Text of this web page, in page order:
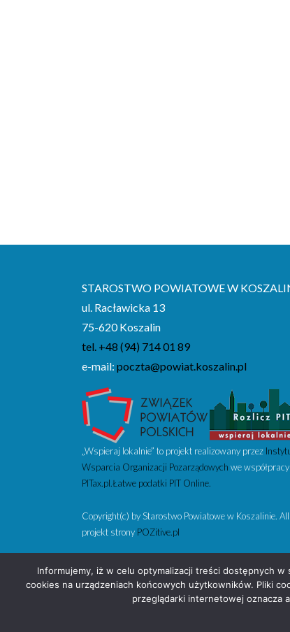
STAROSTWO POWIATOWE W
ul. Racławicka 13
75-620 Koszalin
tel. +48 (94) 714 01 89
e-mail: poczta@powiat.koszalin.pl
„Wspieraj lokalnie” to projekt realizowany przez
Wsparcia Organizacji Pozarządowych we
PITax.pl.Łatwe podatki PIT Online.
Copyright(c) by Starostwo Powiatowe w Koszalinie.
projekt strony POZitive.pl
Informujemy, iż w celu optymalizacji treści dostępnych
cookies na urządzeniach końcowych użytkowników. Pliki
przeglądarki internetowej oznacza